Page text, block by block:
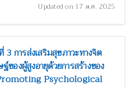
Updated on 17 ต.ค. 2025
3 การส่งเสริมสุขภาวะทางจิต
ของผู้สูงอายุด้วยการสร้างของ
Psychological